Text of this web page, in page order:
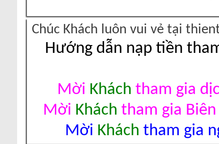
Chúc Khách luôn vui vẻ tại
Hướng dẫn nạp tiền
Mời Khách tham gia
Mời Khách tham gia
Mời Khách tham gia